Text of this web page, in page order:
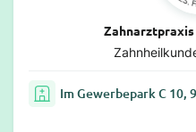
Zahnarztpraxis
Im Gewerbepark C 10,